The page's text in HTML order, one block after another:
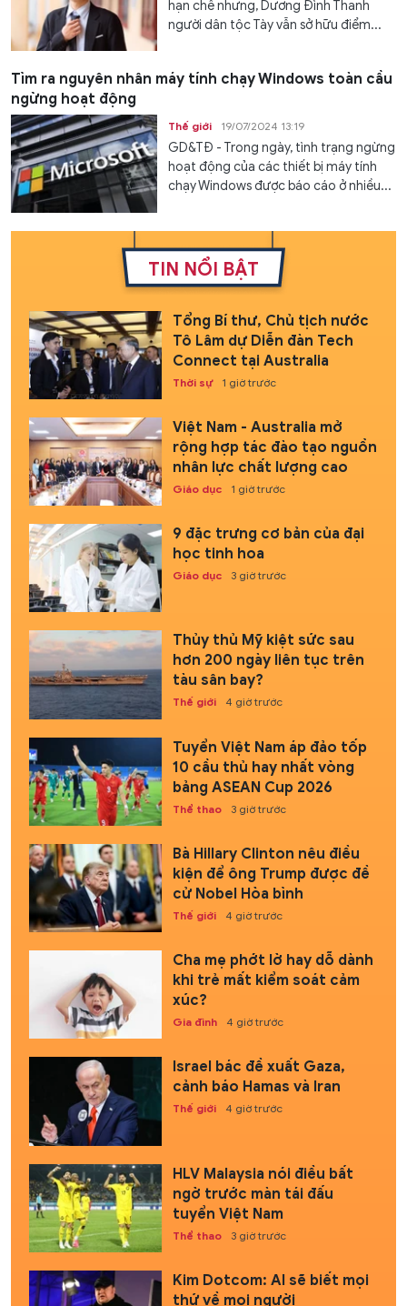
hạn chế nhưng, Dương Đình Thanh
người dân tộc Tày vẫn sở hữu điểm...
Tìm ra nguyên nhân máy tính chạy Windows toàn cầu
ngừng hoạt động
Thế giới 19/07/2024 13:19
GD&TĐ - Trong ngày, tình trạng ngừng
hoạt động của các thiết bị máy tính
chạy Windows được báo cáo ở nhiều...
TIN NỔI BẬT
Tổng Bí thư, Chủ tịch nước
Tô Lâm dự Diễn đàn Tech
Connect tại Australia
Thời sự 1 giờ trước
Việt Nam - Australia mở
rộng hợp tác đào tạo nguồn
nhân lực chất lượng cao
Giáo dục 1 giờ trước
9 đặc trưng cơ bản của đại
học tinh hoa
Giáo dục 3 giờ trước
Thủy thủ Mỹ kiệt sức sau
hơn 200 ngày liên tục trên
tàu sân bay?
Thế giới 4 giờ trước
Tuyển Việt Nam áp đảo tốp
10 cầu thủ hay nhất vòng
bảng ASEAN Cup 2026
Thể thao 3 giờ trước
Bà Hillary Clinton nêu điều
kiện để ông Trump được đề
cử Nobel Hòa bình
Thế giới 4 giờ trước
Cha mẹ phớt lờ hay dỗ dành
khi trẻ mất kiểm soát cảm
xúc?
Gia đình 4 giờ trước
Israel bác đề xuất Gaza,
cảnh báo Hamas và Iran
Thế giới 4 giờ trước
HLV Malaysia nói điều bất
ngờ trước màn tái đấu
tuyển Việt Nam
Thể thao 3 giờ trước
Kim Dotcom: AI sẽ biết mọi
thứ về mọi người